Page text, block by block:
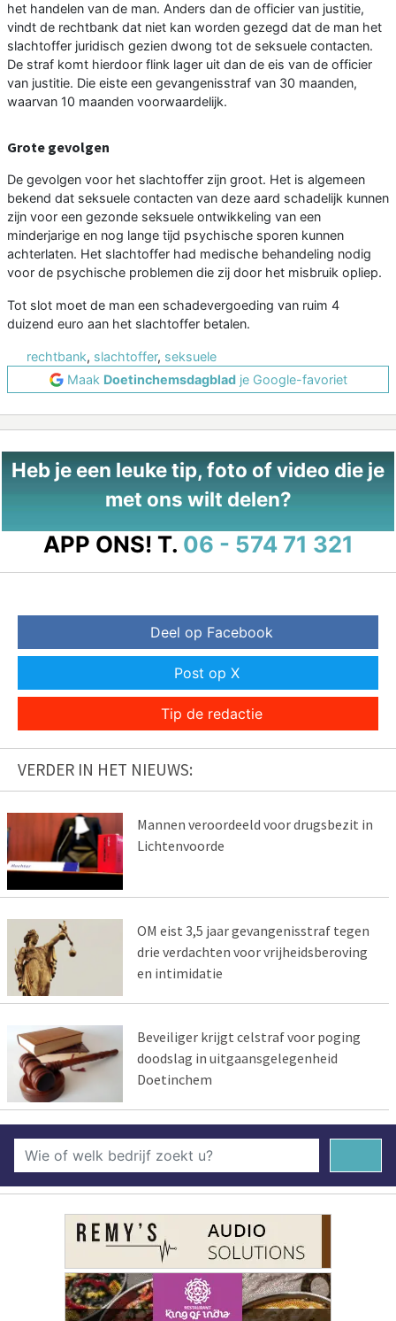
het handelen van de man. Anders dan de officier van justitie,
vindt de rechtbank dat niet kan worden gezegd dat de man het
slachtoffer juridisch gezien dwong tot de seksuele contacten.
De straf komt hierdoor flink lager uit dan de eis van de officier
van justitie. Die eiste een gevangenisstraf van 30 maanden,
waarvan 10 maanden voorwaardelijk.
Grote gevolgen
De gevolgen voor het slachtoffer zijn groot. Het is algemeen
bekend dat seksuele contacten van deze aard schadelijk kunnen
zijn voor een gezonde seksuele ontwikkeling van een
minderjarige en nog lange tijd psychische sporen kunnen
achterlaten. Het slachtoffer had medische behandeling nodig
voor de psychische problemen die zij door het misbruik opliep.
Tot slot moet de man een schadevergoeding van ruim 4
duizend euro aan het slachtoffer betalen.
rechtbank, slachtoffer, seksuele
Maak Doetinchemsdagbladje Google-favoriet
Heb je een leuke tip, foto of video die je
met ons wilt delen?
APP ONS! T. 06 - 574 71 321
Deel op Facebook
Post op X
Tip de redactie
VERDER IN HET NIEUWS:
Mannen veroordeeld voor drugsbezit in
Lichtenvoorde
OM eist 3,5 jaar gevangenisstraf tegen
drie verdachten voor vrijheidsberoving
en intimidatie
Beveiliger krijgt celstraf voor poging
doodslag in uitgaansgelegenheid
Doetinchem